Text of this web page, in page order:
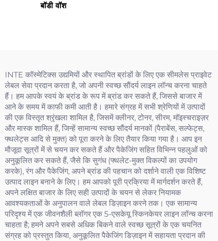
बॉडी वॉश
INTE कॉस्मेटिक्स उद्यमियों और स्थापित ब्रांडों के लिए एक सीमलेस प्राइवेट
लेबल सेवा प्रदान करता है, जो अपनी स्वच्छ सौंदर्य लाइन लॉन्च करना चाहते
हैं। हम आपके स्वयं के ब्रांड के रूप में ब्रांड कर सकते हैं, जिससे बाजार में
आने के समय में काफी कमी आती है। हमारे संग्रह में सभी श्रेणियों में उत्पादों
की एक विस्तृत श्रृंखला शामिल है, जिसमें क्लीनर, टोनर, सीरम, मॉइस्चराइज़र
और मास्क शामिल हैं, जिन्हें सामान्य स्वच्छ सौंदर्य मानकों (पैराबेंस, सल्फेट्स,
फ्थलेट्स आदि से मुक्त) को पूरा करने के लिए तैयार किया गया है। आप इन
मौजूदा सूत्रों में से चयन कर सकते हैं और पैकेजिंग सहित विभिन्न पहलुओं को
अनुकूलित कर सकते हैं, जैसे कि सुगंध (फ्थलेट-मुक्त विकल्पों का उपयोग
करके), रंग और पैकेजिंग, अपने ब्रांड की पहचान को दर्शाने वाली एक विशिष्ट
उत्पाद लाइन बनाने के लिए। हम आपको पूरी प्रक्रिया में मार्गदर्शन करते हैं,
अपने लक्षित बाजार के लिए सही उत्पादों के चयन से लेकर नियामक
आवश्यकताओं के अनुपालन वाले लेबल डिज़ाइन करने तक। एक सामान्य
परिदृश्य में एक जीवनशैली ब्लॉगर एक 5-एसकेयू स्किनकेयर लाइन लॉन्च करना
चाहता है; हमने अपने सबसे अधिक बिकने वाले स्वच्छ सूत्रों के एक चयनित
संग्रह को प्रस्तुत किया, अनुकूलित पैकेजिंग डिज़ाइन में सहायता प्रदान की